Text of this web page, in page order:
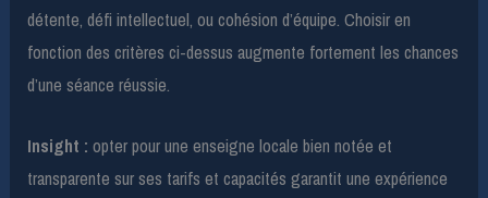
détente, défi intellectuel, ou cohésion d’équipe. Choisir en
fonction des critères ci-dessus augmente fortement les chances
d’une séance réussie.
Insight : opter pour une enseigne locale bien notée et
transparente sur ses tarifs et capacités garantit une expérience